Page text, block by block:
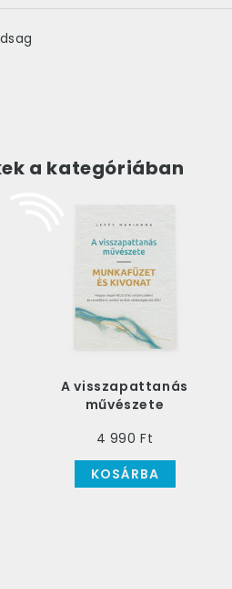
a kategóriában
A visszapattanás
művészete
Marianna
4 990 Ft
KOSÁRBA